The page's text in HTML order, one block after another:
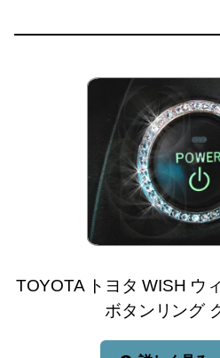
TOYOTA トヨタ WISH ウ
ボタンリング